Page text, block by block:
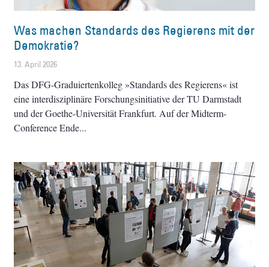
Was machen Standards des Regierens mit der
Demokratie?
13. April 2026
Das DFG-Graduiertenkolleg »Standards des Regierens« ist
eine interdisziplinäre Forschungsinitiative der TU Darmstadt
und der Goethe-Universität Frankfurt. Auf der Midterm-
Conference Ende